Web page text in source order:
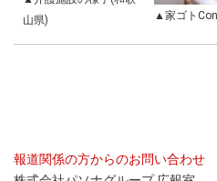
山県)
▲家ゴト
報道関係の方からのお問い合わせ